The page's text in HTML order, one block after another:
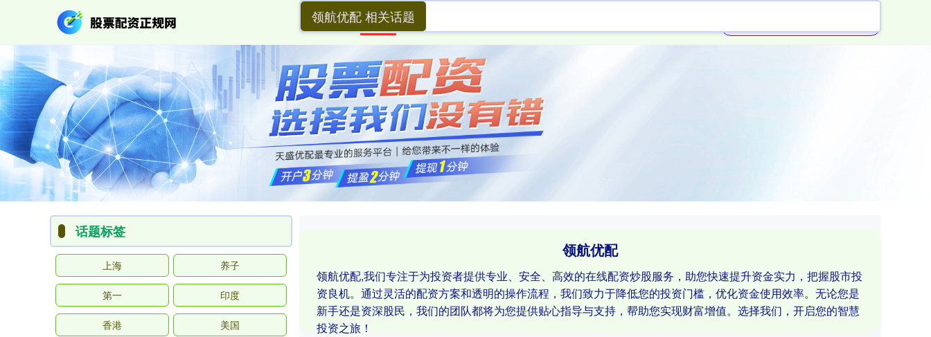
首页 领航优配
领航优配
领航优配,我们专注于为投资者提供专业、安全、高效的在线配资炒股服务，助您快速提升资金实力，把握股市投
资良机。通过灵活的配资方案和透明的操作流程，我们致力于降低您的投资门槛，优化资金使用效率。无论您是
新手还是资深股民，我们的团队都将为您提供贴心指导与支持，帮助您实现财富增值。选择我们，开启您的智慧
投资之旅！
领航优配 相关话题
话题标签
上海 养子
第一 印度
香港 美国